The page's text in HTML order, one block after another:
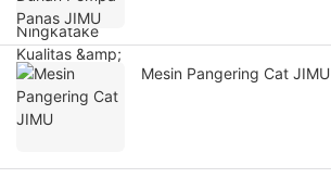
Mesin Pangering Cat JIMU